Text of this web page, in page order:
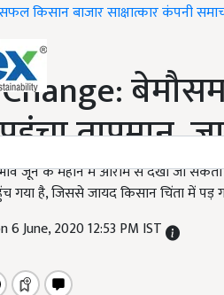
किसानबाजारसाक्षात्कारकंपनी
तापमान,
जून के महीने में आराम से देखा जा
गया है, जिससे जायद किसान चिंता में पड़
6 June, 2020 12:53 PM IST